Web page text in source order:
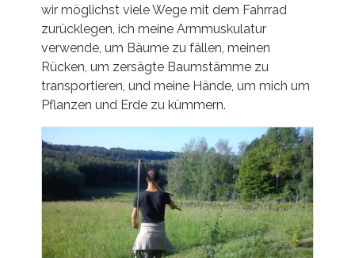
wir möglichst viele Wege mit dem Fahrrad
zurücklegen, ich meine Armmuskulatur
verwende, um Bäume zu fällen, meinen
Rücken, um zersägte Baumstämme zu
transportieren, und meine Hände, um mich um
Pflanzen und Erde zu kümmern.